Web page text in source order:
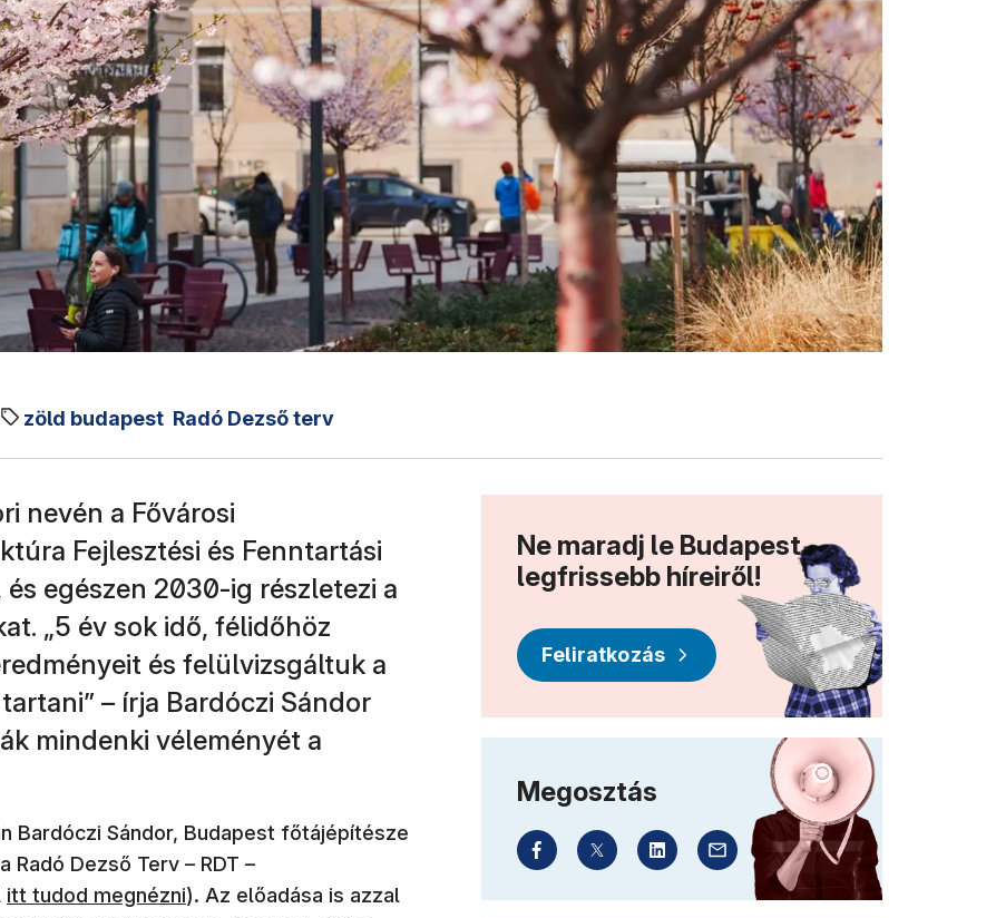
zöld budapest Radó Dezső terv
nevén a Fővárosi
Fejlesztési és Fenntartási
egészen 2030-ig részletezi a
„5 év sok idő, félidőhöz
és felülvizsgáltuk a
– írja Bardóczi Sándor
mindenki véleményét a
Bardóczi Sándor, Budapest főtájépítésze
Dezső Terv – RDT –
itt tudod megnézni). Az előadása is azzal
Ne maradj le Budapest
legfrissebb híreiről!
Feliratkozás
Megosztás